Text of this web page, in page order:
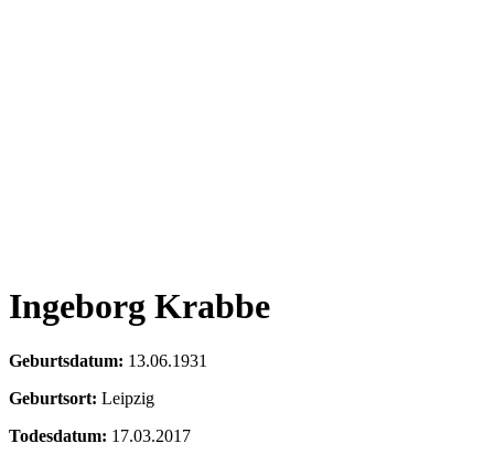
Ingeborg Krabbe
Geburtsdatum: 13.06.1931
Geburtsort: Leipzig
Todesdatum: 17.03.2017